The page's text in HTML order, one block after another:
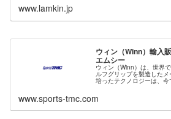
www.lamkin.jp
ウィン（Winn）輸入
エムシー
ウィン（Winn）は、世界
ルフグリップを製造した
培ったテクノロジーは、今
多くの分野に活用されてい
www.sports-tmc.com